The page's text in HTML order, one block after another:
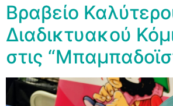
Βραβείο
Διαδικτυακού
στις